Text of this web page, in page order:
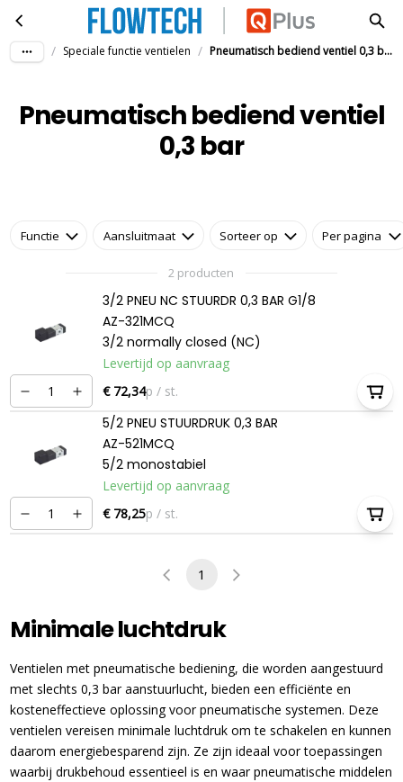
Ga naar hoofdinhoudPneumatisch bediend ventiel 0,3 bar
/ Speciale functie ventielen / Pneumatisch bediend ventiel 0,3 bar
Pneumatisch bediend ventiel
0,3 bar
Functie Aansluitmaat Sorteer op Per pagina
2 producten
3/2 PNEU NC STUURDR 0,3 BAR G1/8
AZ-321MCQ
3/2 normally closed (NC)
Levertijd op aanvraag
€ 72,34p / st.
5/2 PNEU STUURDRUK 0,3 BAR
AZ-521MCQ
5/2 monostabiel
Levertijd op aanvraag
€ 78,25p / st.
1
Minimale luchtdruk
Ventielen met pneumatische bediening, die worden aangestuurd
met slechts 0,3 bar aanstuurlucht, bieden een efficiënte en
kosteneffectieve oplossing voor pneumatische systemen. Deze
ventielen vereisen minimale luchtdruk om te schakelen en kunnen
daarom energiebesparend zijn. Ze zijn ideaal voor toepassingen
waarbij drukbehoud essentieel is en waar pneumatische middelen